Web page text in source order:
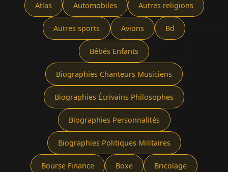
Atlas Automobiles Autres religions
Autres sports Avions Bd
Bébés Enfants
Biographies Chanteurs Musiciens
Biographies Écrivains Philosophes
Biographies Personnalités
Biographies Politiques Militaires
Bourse Finance Boxe Bricolage